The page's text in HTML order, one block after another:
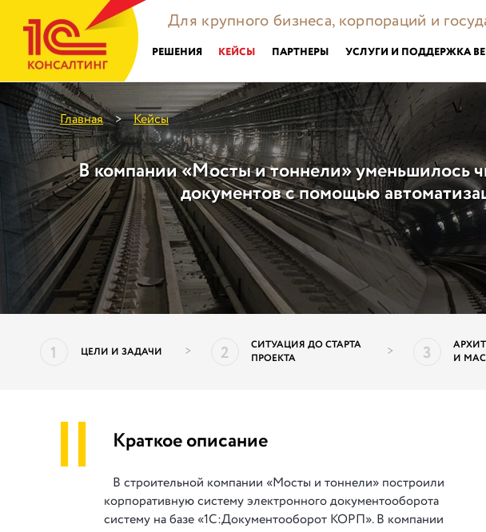
Для крупного бизнеса, корпораций и
РЕШЕНИЯ КЕЙСЫ ПАРТНЕРЫ УСЛУГИ И ПОДДЕРЖКА
Главная > Кейсы
В компании «Мосты и тоннели» уменьшилось
документов с помощью
1 ЦЕЛИ И ЗАДАЧИ > 2
СИТУАЦИЯ ДО СТАРТА
ПРОЕКТА
> 3
И
|| Краткое описание
В строительной компании «Мосты и тоннели» построили
корпоративную систему электронного документооборота
систему на базе «1С:Документооборот КОРП». В компании